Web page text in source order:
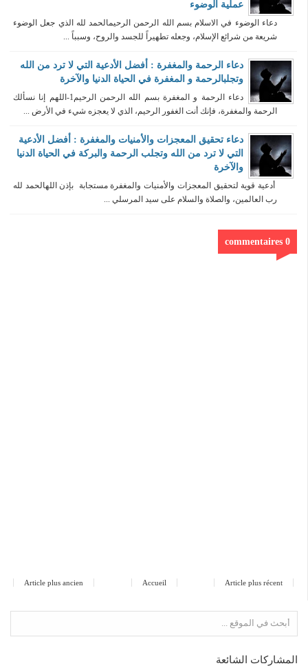
عملية الوضوء
دعاء الوضوء في الاسلام بسم الله الرحمن الرحيمالحمد لله الذي جعل الوضوء
شريعة من شرائع الإسلام، وجعله تطهيراً للجسد والروح، وسبباً ...
دعاء الرحمة والمغفرة : أفضل الأدعية التي لا ترد من الله
وتجلبالرحمة و المغفرة في الحياة الدنيا والآخرة
دعاء الرحمة و المغفرة بسم الله الرحمن الرحيم1-اللهم إنا نسألك
الرحمة والمغفرة، فإنك أنت الغفور الرحيم، الذي لا يعجزه شيء في الأرض ...
دعاء تحقيق المعجزات والأمنيات والمغفرة : أفضل الأدعية
التي لا ترد من الله وتجلب الرحمة والبركة في الحياة الدنيا
والآخرة
أدعية قوية لتحقيق المعجزات والأمنيات والمغفرة مستجابة بإذن اللهالحمد لله
رب العالمين، والصلاة والسلام على سيد المرسلي ...
0 commentaires
Article plus récent
Article plus ancien Accueil
المشاركات الشائعة